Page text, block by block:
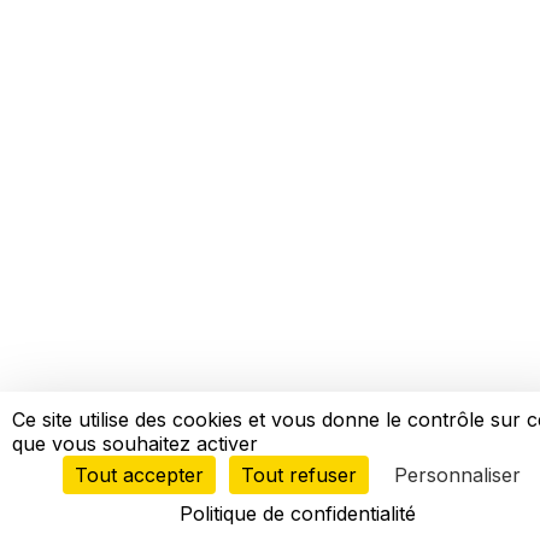
Ce site utilise des cookies et vous donne le contrôle sur
que vous souhaitez activer
Tout accepter
Tout refuser
Personnaliser
Politique de confidentialité